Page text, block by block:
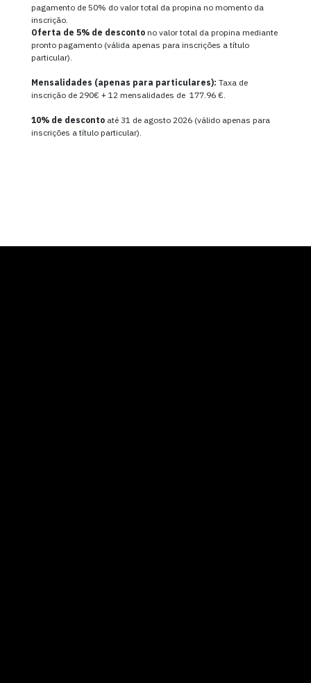
pagamento de 50% do valor total da propina no momento da
inscrição.
Oferta de 5% de desconto no valor total da propina mediante
pronto pagamento (válida apenas para inscrições a título
particular).
Mensalidades (apenas para particulares): Taxa de
inscrição de 290€ + 12 mensalidades de 177.96 €.
10% de desconto até 31 de agosto 2026 (válido apenas para
inscrições a título particular).